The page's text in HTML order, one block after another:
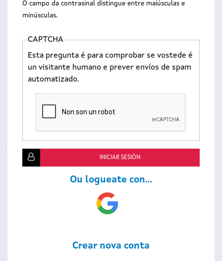
O campo da contrasinal distingue entre maiúsculas e
minúsculas.
CAPTCHA
Esta pregunta é para comprobar se vostede é
un visitante humano e prever envíos de spam
automatizado.
Ou logueate con...
Login
with
Crear nova conta